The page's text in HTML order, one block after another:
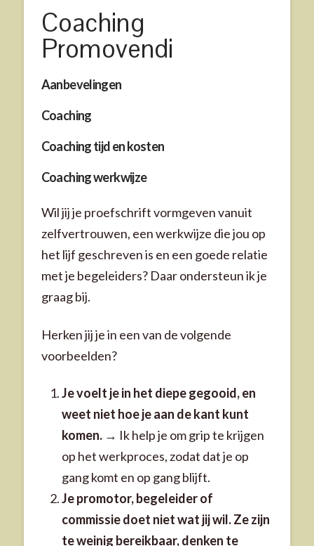
Training
Workshops
Coaching
Promovendi
Aanbevelingen
Coaching
Coaching tijd en kosten
Coaching werkwijze
Wil jij je proefschrift vormgeven vanuit
zelfvertrouwen, een werkwijze die jou op
het lijf geschreven is en een goede relatie
met je begeleiders? Daar ondersteun ik je
graag bij.
Herken jij je in een van de volgende
voorbeelden?
Je voelt je in het diepe gegooid, en
weet niet hoe je aan de kant kunt
komen. → Ik help je om grip te krijgen
op het werkproces, zodat dat je op
gang komt en op gang blijft.
Je promotor, begeleider of
commissie doet niet wat jij wil. Ze zijn
te weinig bereikbaar, denken te